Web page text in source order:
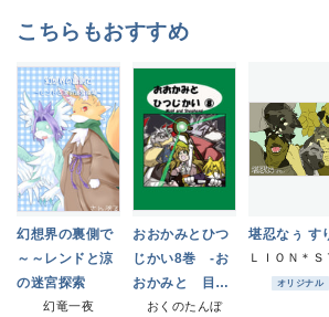
こちらもおすすめ
幻想界の裏側で
～～レンドと涼
の迷宮探索
幻竜一夜
おおかみとひつ
じかい8巻 -お
おかみと 目覚
めたひつじかい-
おくのたんぼ
堪忍なぅ す
オリジナル